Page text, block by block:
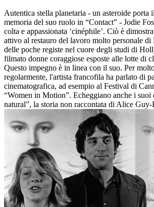
Autentica stella planetaria - un asteroide porta
memoria del suo ruolo in “Contact” - Jodie
colta e appassionata ‘cinéphile’. Ciò è
attivo al restauro del lavoro molto personale
delle poche registe nel cuore degli studi di
filmato donne coraggiose esposte alle lotte di
Questo impegno è in linea con il suo. Per
regolarmente, l'artista francofila ha parlato di
cinematografica, ad esempio al Festival di
“Women in Motion”. Echeggiano anche i suoi
natural”, la storia non raccontata di Alice Guy-